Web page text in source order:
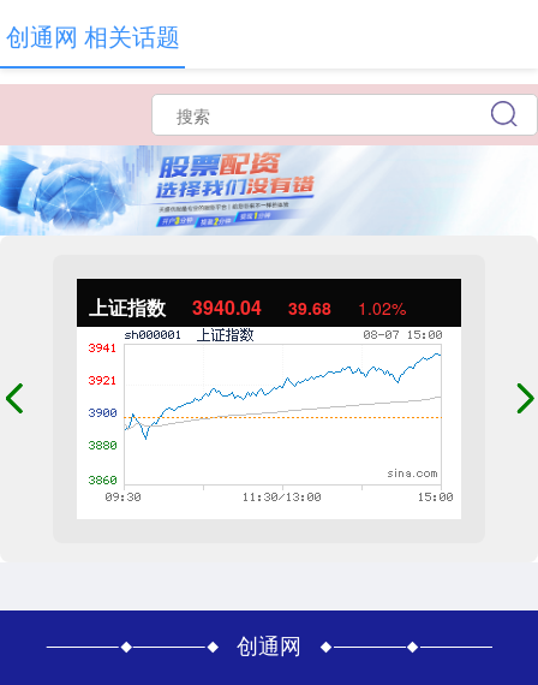
上证指数 3940.04 39.68 1.02%
创通网
创通网 相关话题